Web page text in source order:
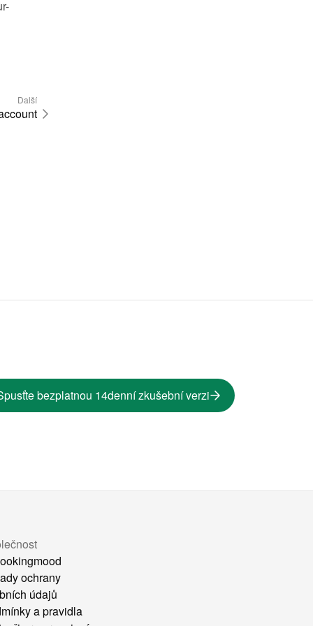
Další
bezplatnou 14denní zkušební verzi
ochrany
údajů
a pravidla